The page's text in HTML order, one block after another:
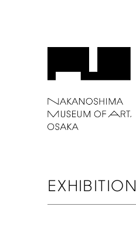
EXHIBITION